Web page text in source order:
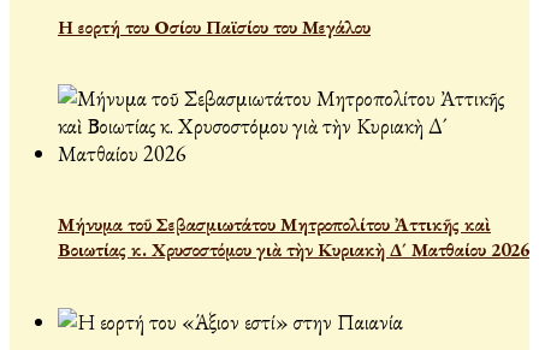
Η εορτή του Οσίου Παϊσίου του Μεγάλου
Μήνυμα τοῦ Σεβασμιωτάτου Μητροπολίτου Ἀττικῆς καὶ
Βοιωτίας κ. Χρυσοστόμου γιὰ τὴν Κυριακὴ Δ´ Ματθαίου 2026